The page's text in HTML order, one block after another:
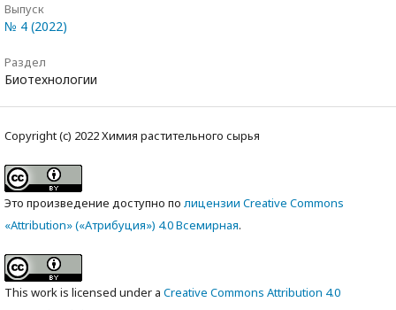
Выпуск
№ 4 (2022)
Раздел
Биотехнологии
Copyright (c) 2022 Химия растительного сырья
Это произведение доступно по лицензии Creative Commons
«Attribution» («Атрибуция») 4.0 Всемирная.
This work is licensed under a Creative Commons Attribution 4.0